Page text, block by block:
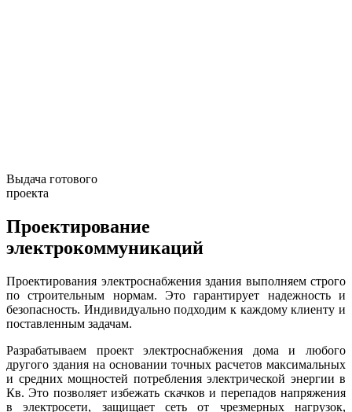
Выдача готового
проекта
Проектирование
электрокоммуникаций
Проектирования электроснабжения здания выполняем строго
по строительным нормам. Это гарантирует надежность и
безопасность. Индивидуально подходим к каждому клиенту и
поставленным задачам.
Разрабатываем проект электроснабжения дома и любого
другого здания на основании точных расчетов максимальных
и средних мощностей потребления электрической энергии в
Кв. Это позволяет избежать скачков и перепадов напряжения
в электросети, защищает сеть от чрезмерных нагрузок,